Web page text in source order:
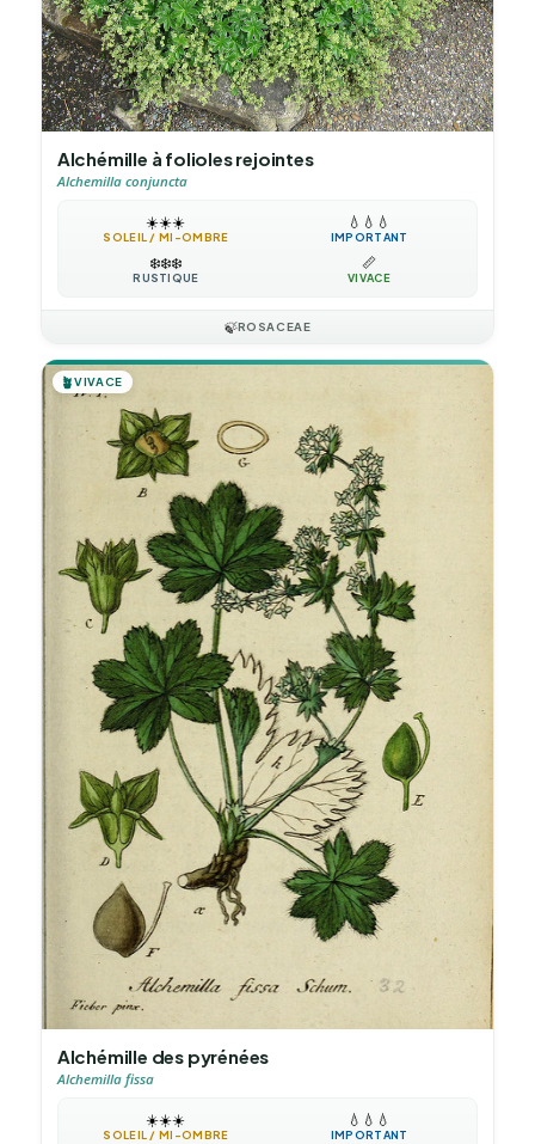
Alchémille à folioles rejointes
Alchemilla conjuncta
☀️☀️☀️
SOLEIL / MI-OMBRE
💧 💧 💧
IMPORTANT
❄️❄️❄️
RUSTIQUE
📏
VIVACE
🍃ROSACEAE
🪴VIVACE
Alchémille des pyrénées
Alchemilla fissa
☀️☀️☀️
SOLEIL / MI-OMBRE
💧 💧 💧
IMPORTANT